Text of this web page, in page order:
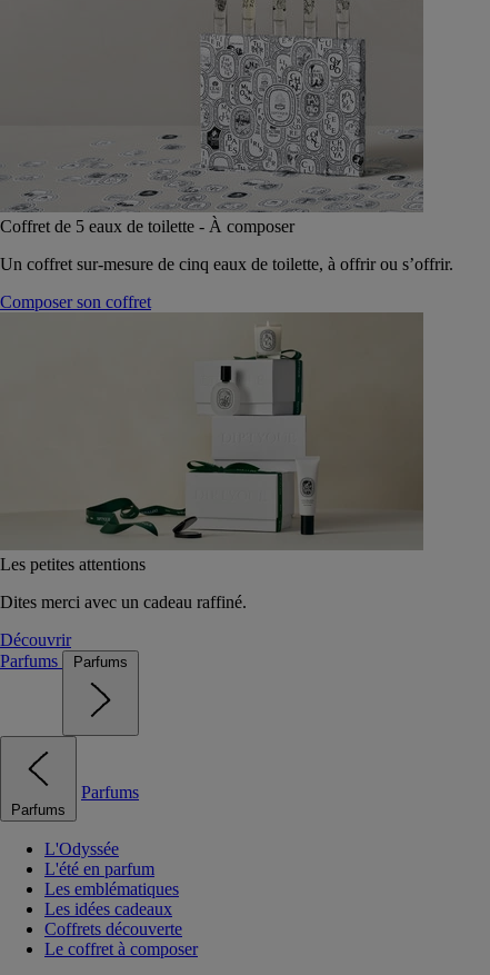
Coffret de 5 eaux de toilette - À composer
Un coffret sur-mesure de cinq eaux de toilette, à offrir ou s’offrir.
Composer son coffret
Les petites attentions
Dites merci avec un cadeau raffiné.
Découvrir
Parfums
Parfums
Parfums
Parfums
L'Odyssée
L'été en parfum
Les emblématiques
Les idées cadeaux
Coffrets découverte
Le coffret à composer